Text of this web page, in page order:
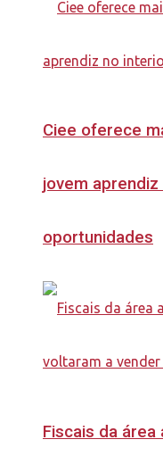
Ciee oferece
jovem
oportunidades
Fiscais da área